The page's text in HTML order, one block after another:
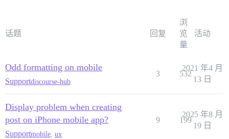
话题 回复
浏
览
量
活动
Odd formatting on mobile
Supportdiscourse-hub
3 532
2021 年4 月
13 日
Display problem when creating
post on iPhone mobile app?
Supportmobile ux
9 199
2025 年8 月
19 日